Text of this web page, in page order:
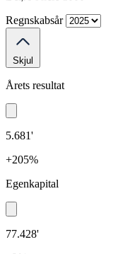
Regnskabsår
Skjul
Årets resultat
5.681'
+205%
Egenkapital
77.428'